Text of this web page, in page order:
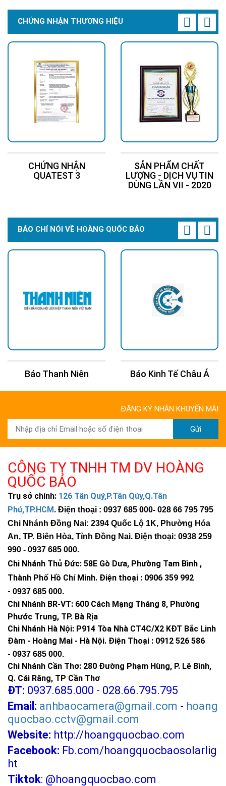
CHỨNG NHẬN THƯƠNG HIỆU
CHỨNG NHẬN
QUATEST 3
SẢN PHẨM CHẤT
LƯỢNG - DỊCH VỤ TIN
DÙNG LẦN VII - 2020
BÁO CHÍ NÓI VỀ HOÀNG QUỐC BẢO
Báo Thanh Niên Báo Kinh Tế Châu Á
ĐĂNG KÝ NHẬN KHUYẾN MÃI
Gửi
CÔNG TY TNHH TM DV HOÀNG
QUỐC BẢO
Trụ sở chính: 126 Tân Quý,P.Tân Qúy,Q.Tân
Phú,TP.HCM. Điện thoại : 0937 685 000- 028 66 795 795
Chi Nhánh Đồng Nai: 2394 Quốc Lộ 1K, Phường Hóa
An, TP. Biên Hòa, Tỉnh Đồng Nai. Điện thoại: 0938 259
990 - 0937 685 000.
Chi Nhánh Thủ Đức: 58E Gò Dưa, Phường Tam Bình ,
Thành Phố Hồ Chí Minh. Điện thoại : 0906 359 992
- 0937 685 000.
Chi Nhánh BR-VT: 600 Cách Mạng Tháng 8, Phường
Phước Trung, TP. Bà Rịa
Chi Nhánh Hà Nội: P914 Tòa Nhà CT4C/X2 KĐT Bắc Linh
Đàm - Hoàng Mai - Hà Nội. Điện Thoại : 0912 526 586
- 0937 685 000.
Chi Nhánh Cần Thơ: 280 Đường Phạm Hùng, P. Lê Bình,
Q. Cái Răng, TP Cần Thơ
ĐT: 0937.685.000 - 028.66.795.795
Email: anhbaocamera@gmail.com - hoang
quocbao.cctv@gmail.com
Website: http://hoangquocbao.com
Facebook: Fb.com/hoangquocbaosolarlig
ht
Tiktok: @hoangquocbao.com